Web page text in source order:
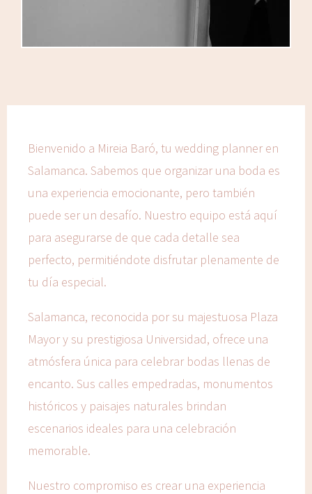
Bienvenido a Mireia Baró, tu wedding planner en
Salamanca. Sabemos que organizar una boda es
una experiencia emocionante, pero también
puede ser un desafío. Nuestro equipo está aquí
para asegurarse de que cada detalle sea
perfecto, permitiéndote disfrutar plenamente de
tu día especial.
Salamanca, reconocida por su majestuosa Plaza
Mayor y su prestigiosa Universidad, ofrece una
atmósfera única para celebrar bodas llenas de
encanto. Sus calles empedradas, monumentos
históricos y paisajes naturales brindan
escenarios ideales para una celebración
memorable.
Nuestro compromiso es crear una experiencia